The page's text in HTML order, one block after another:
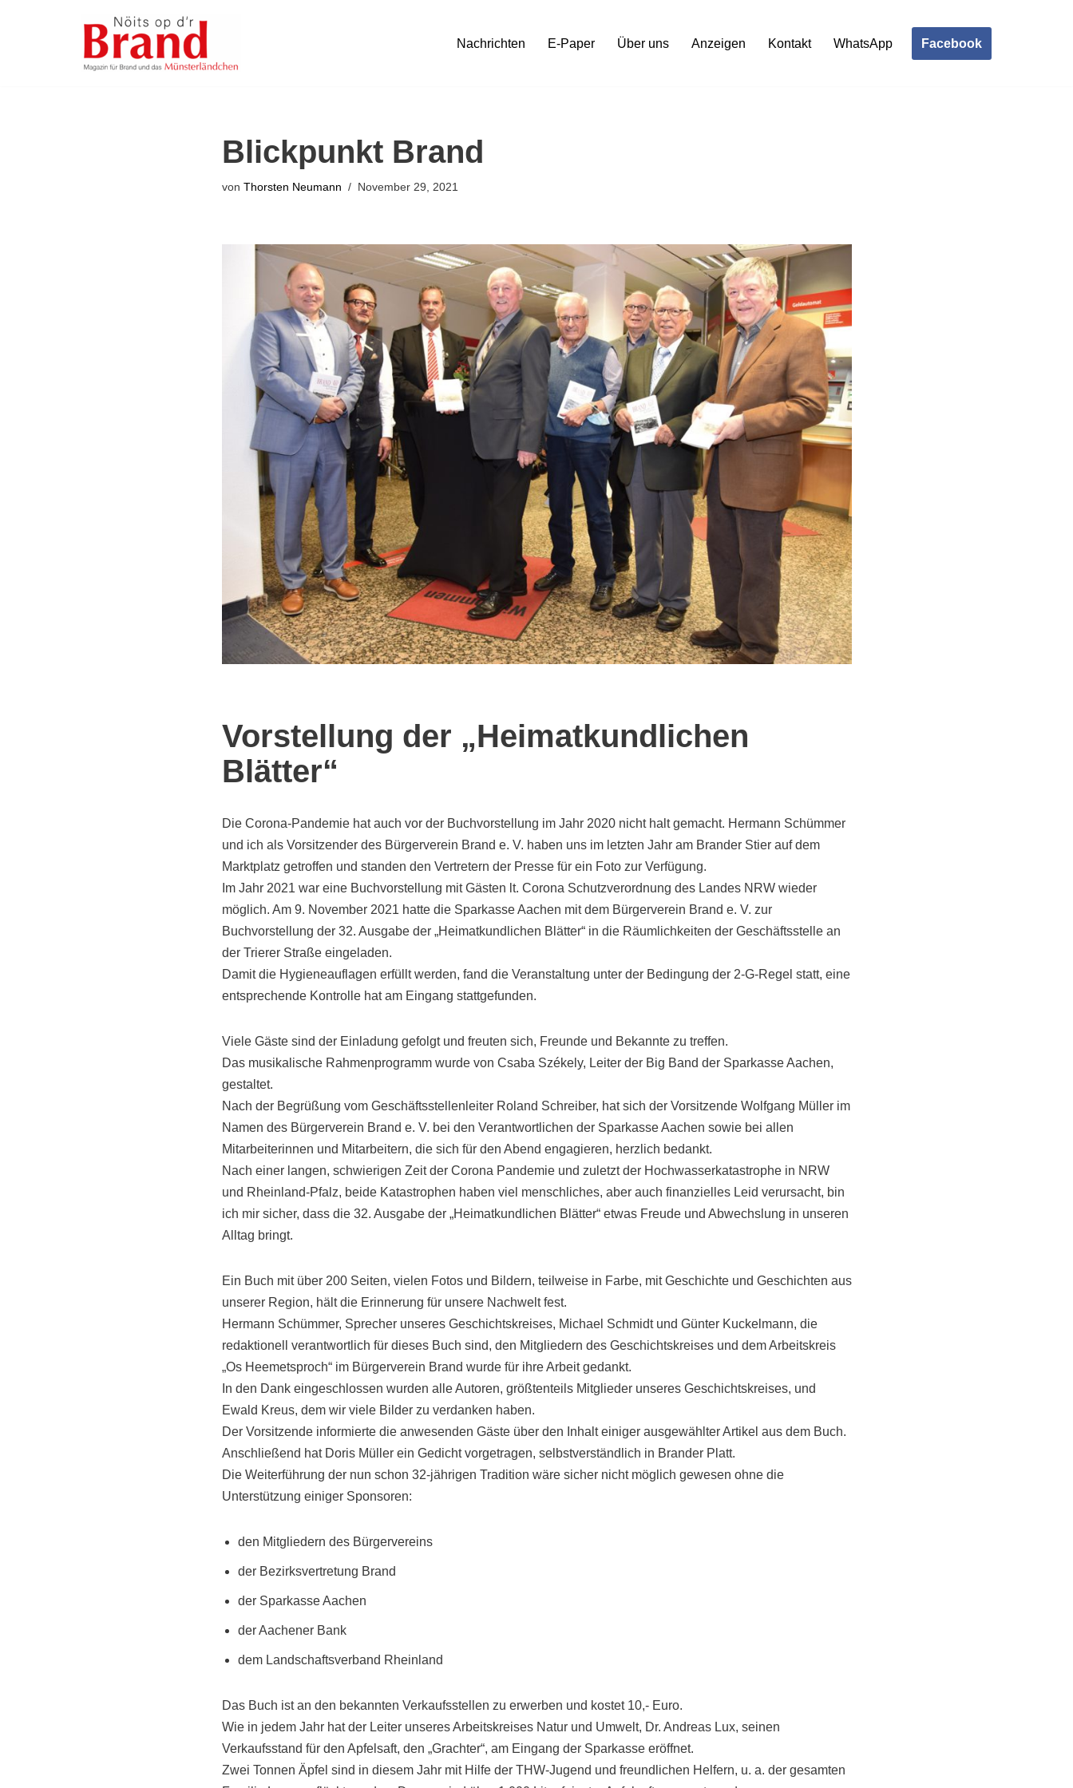
Nachrichten E-Paper Über uns Anzeigen Kontakt WhatsApp Facebook
Blickpunkt Brand
von Thorsten Neumann November 29, 2021
Vorstellung der „Heimatkundlichen
Blätter“
Die Corona-Pandemie hat auch vor der Buchvorstellung im Jahr 2020 nicht halt gemacht. Hermann Schümmer
und ich als Vorsitzender des Bürgerverein Brand e. V. haben uns im letzten Jahr am Brander Stier auf dem
Marktplatz getroffen und standen den Vertretern der Presse für ein Foto zur Verfügung.
Im Jahr 2021 war eine Buchvorstellung mit Gästen lt. Corona Schutzverordnung des Landes NRW wieder
möglich. Am 9. November 2021 hatte die Sparkasse Aachen mit dem Bürgerverein Brand e. V. zur
Buchvorstellung der 32. Ausgabe der „Heimatkundlichen Blätter“ in die Räumlichkeiten der Geschäftsstelle an
der Trierer Straße eingeladen.
Damit die Hygieneauflagen erfüllt werden, fand die Veranstaltung unter der Bedingung der 2-G-Regel statt, eine
entsprechende Kontrolle hat am Eingang stattgefunden.
Viele Gäste sind der Einladung gefolgt und freuten sich, Freunde und Bekannte zu treffen.
Das musikalische Rahmenprogramm wurde von Csaba Székely, Leiter der Big Band der Sparkasse Aachen,
gestaltet.
Nach der Begrüßung vom Geschäftsstellenleiter Roland Schreiber, hat sich der Vorsitzende Wolfgang Müller im
Namen des Bürgerverein Brand e. V. bei den Verantwortlichen der Sparkasse Aachen sowie bei allen
Mitarbeiterinnen und Mitarbeitern, die sich für den Abend engagieren, herzlich bedankt.
Nach einer langen, schwierigen Zeit der Corona Pandemie und zuletzt der Hochwasserkatastrophe in NRW
und Rheinland-Pfalz, beide Katastrophen haben viel menschliches, aber auch finanzielles Leid verursacht, bin
ich mir sicher, dass die 32. Ausgabe der „Heimatkundlichen Blätter“ etwas Freude und Abwechslung in unseren
Alltag bringt.
Ein Buch mit über 200 Seiten, vielen Fotos und Bildern, teilweise in Farbe, mit Geschichte und Geschichten aus
unserer Region, hält die Erinnerung für unsere Nachwelt fest.
Hermann Schümmer, Sprecher unseres Geschichtskreises, Michael Schmidt und Günter Kuckelmann, die
redaktionell verantwortlich für dieses Buch sind, den Mitgliedern des Geschichtskreises und dem Arbeitskreis
„Os Heemetsproch“ im Bürgerverein Brand wurde für ihre Arbeit gedankt.
In den Dank eingeschlossen wurden alle Autoren, größtenteils Mitglieder unseres Geschichtskreises, und
Ewald Kreus, dem wir viele Bilder zu verdanken haben.
Der Vorsitzende informierte die anwesenden Gäste über den Inhalt einiger ausgewählter Artikel aus dem Buch.
Anschließend hat Doris Müller ein Gedicht vorgetragen, selbstverständlich in Brander Platt.
Die Weiterführung der nun schon 32-jährigen Tradition wäre sicher nicht möglich gewesen ohne die
Unterstützung einiger Sponsoren:
den Mitgliedern des Bürgervereins
der Bezirksvertretung Brand
der Sparkasse Aachen
der Aachener Bank
dem Landschaftsverband Rheinland
Das Buch ist an den bekannten Verkaufsstellen zu erwerben und kostet 10,- Euro.
Wie in jedem Jahr hat der Leiter unseres Arbeitskreises Natur und Umwelt, Dr. Andreas Lux, seinen
Verkaufsstand für den Apfelsaft, den „Grachter“, am Eingang der Sparkasse eröffnet.
Zwei Tonnen Äpfel sind in diesem Jahr mit Hilfe der THW-Jugend und freundlichen Helfern, u. a. der gesamten